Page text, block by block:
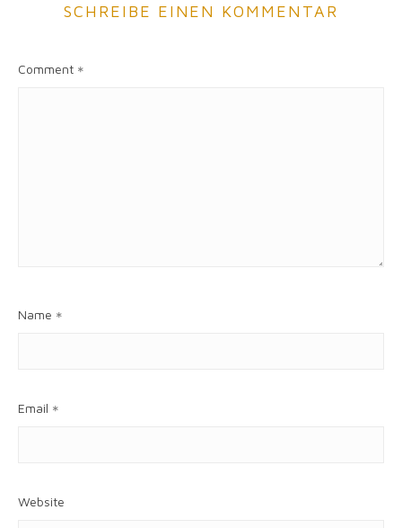
SCHREIBE EINEN KOMMENTAR
Comment *
Name *
Email *
Website